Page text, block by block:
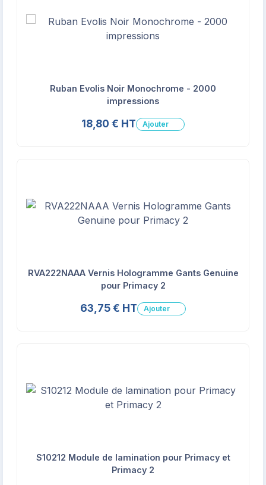
Ruban Evolis Noir Monochrome - 2000
impressions
18,80 € HT Ajouter
RVA222NAAA Vernis Hologramme Gants Genuine
pour Primacy 2
63,75 € HT Ajouter
S10212 Module de lamination pour Primacy et
Primacy 2